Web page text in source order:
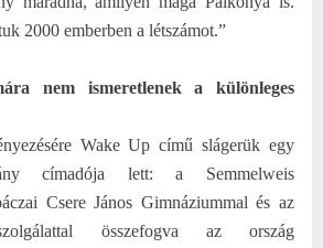
2000 emberben a létszámot.”
nem ismeretlenek a különleges
Wake Up című slágerük egy
címadója lett: a Semmelweis
Csere János Gimnáziummal és az
összefogva az ország